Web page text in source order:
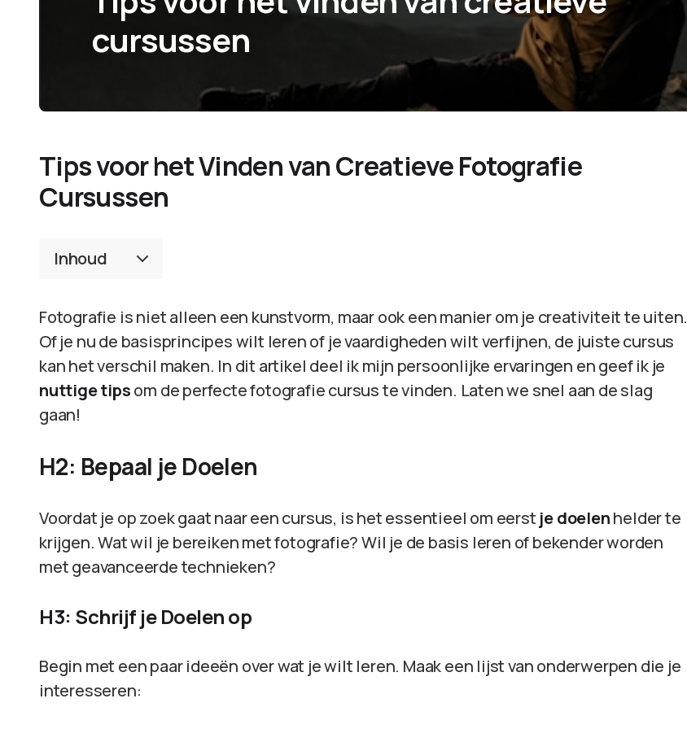
cursussen
Tips voor het Vinden van Creatieve Fotografie
Cursussen
Inhoud
Fotografie is niet alleen een kunstvorm, maar ook een manier om je creativiteit te uiten.
Of je nu de basisprincipes wilt leren of je vaardigheden wilt verfijnen, de juiste cursus
kan het verschil maken. In dit artikel deel ik mijn persoonlijke ervaringen en geef ik je
nuttige tipsom de perfecte fotografie cursus te vinden. Laten we snel aan de slag
gaan!
H2: Bepaal je Doelen
Voordat je op zoek gaat naar een cursus, is het essentieel om eerst je doelenhelder te
krijgen. Wat wil je bereiken met fotografie? Wil je de basis leren of bekender worden
met geavanceerde technieken?
H3: Schrijf je Doelen op
Begin met een paar ideeën over wat je wilt leren. Maak een lijst van onderwerpen die je
interesseren: